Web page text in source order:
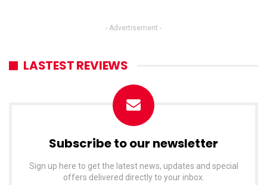
- Advertisement -
LASTEST REVIEWS
Subscribe to our newsletter
Sign up here to get the latest news, updates and special
offers delivered directly to your inbox.